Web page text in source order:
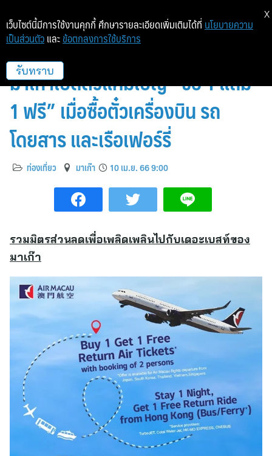
สำนักงานการท่องเที่ยวของรัฐบาล
มาเก๊าเปิดตัวแคมเปญ “ซื้อ 1 แถม
1 ฟรี” เมื่อซื้อตั๋วเครื่องบิน รถ
โดยสาร และเรือเฟอร์รี่
ท่องเที่ยว มาเก๊า 10 เม.ย. 66 9:00
รวมมิตรส่วนลดเพื่อเพลิดเพลินไปกับเดอะเบสท์ของ
มาเก๊า
เว็บไซต์นี้มีการใช้งานคุกกี้ ศึกษารายละเอียดเพิ่มเติมได้ที่ นโยบายความ
เป็นส่วนตัว และ ข้อตกลงการใช้บริการ
รับทราบ
X